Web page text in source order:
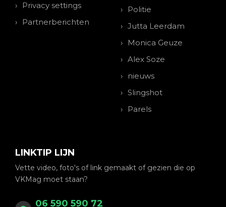
Privacy settings
Partnerberichten
Politie
Jutta Leerdam
Monica Geuze
Alex Soze
nieuws
Slingshot
Parels
LINKTIP LIJN
Vette video, foto's of link gemaakt of gezien die op
VKMag moet staan?
06 590 590 72